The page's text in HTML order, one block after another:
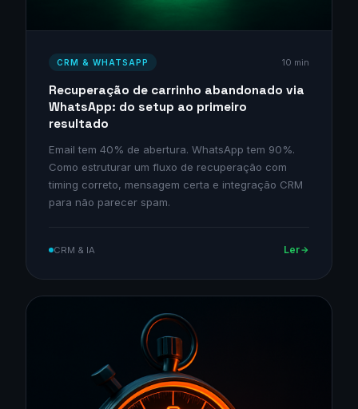
CRM & WHATSAPP 10 min
Recuperação de carrinho abandonado via
WhatsApp: do setup ao primeiro
resultado
Email tem 40% de abertura. WhatsApp tem 90%.
Como estruturar um fluxo de recuperação com
timing correto, mensagem certa e integração CRM
para não parecer spam.
CRM & IA Ler